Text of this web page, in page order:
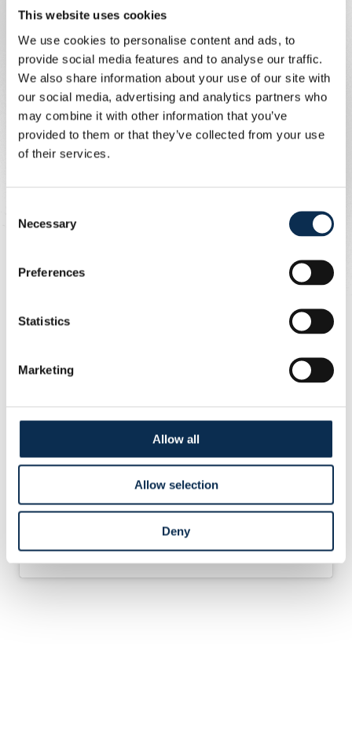
This website uses cookies
We use cookies to personalise content and ads, to
provide social media features and to analyse our traffic.
We also share information about your use of our site with
our social media, advertising and analytics partners who
may combine it with other information that you’ve
provided to them or that they’ve collected from your use
of their services.
Selection
Necessary
Preferences
Statistics
Marketing
Allow all
Allow selection
Deny
toute fin de match.
L’Union signe donc sa première victoire à l’extérieur en
Jupiler Pro League et grimpe à la 5e place du
classement. Rendez-vous en 2025 pour le quart de
finale de la Coupe de Belgique contre Anvers !
Een bericht gedeeld door Royale Union Saint-Gilloise (@rusg.brussels)